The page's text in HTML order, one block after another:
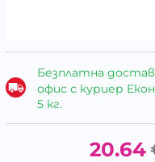
Безплатна
офис с куриер
5 кг.
20.64